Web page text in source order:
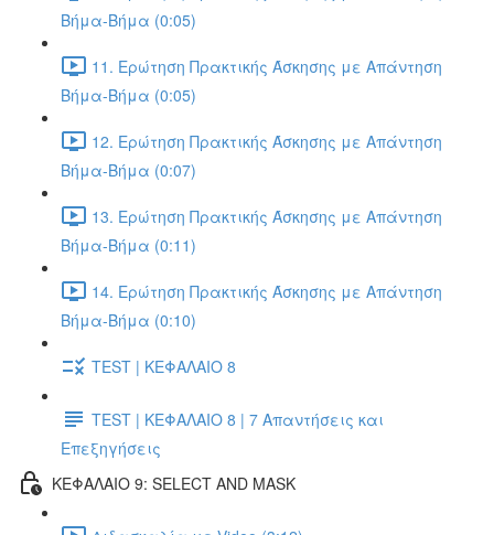
Βήμα-Βήμα (0:05)
11. Ερώτηση Πρακτικής Άσκησης με Απάντηση
Βήμα-Βήμα (0:05)
12. Ερώτηση Πρακτικής Άσκησης με Απάντηση
Βήμα-Βήμα (0:07)
13. Ερώτηση Πρακτικής Άσκησης με Απάντηση
Βήμα-Βήμα (0:11)
14. Ερώτηση Πρακτικής Άσκησης με Απάντηση
Βήμα-Βήμα (0:10)
TEST | ΚΕΦΑΛΑΙΟ 8
TEST | ΚΕΦΑΛΑΙΟ 8 | 7 Απαντήσεις και
Επεξηγήσεις
ΚΕΦΑΛΑΙΟ 9: SELECT AND MASK